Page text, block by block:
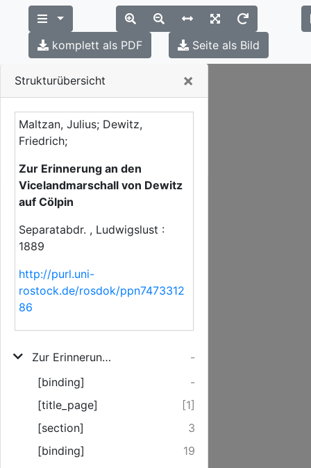
Strukturübersicht ×
Maltzan, Julius; Dewitz,
Friedrich;
Zur Erinnerung an den
Vicelandmarschall von Dewitz
auf Cölpin
Separatabdr. , Ludwigslust :
1889
http://purl.uni-
rostock.de/rosdok/ppn7473312
86
Zur Erinnerung an den Vicelandmarschall von Dewitz auf Cölpin
-
[binding]
-
[title_page]
[1]
[section]
3
[binding]
19
komplett als PDF Seite als Bild